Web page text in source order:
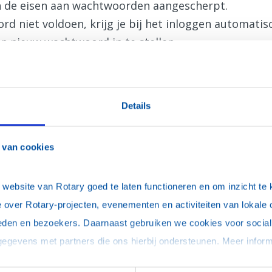
Details
cookies
van Rotary goed te laten functioneren en om inzicht te
Rotary-projecten, evenementen en activiteiten van lokale
en bezoekers. Daarnaast gebruiken we cookies voor
de eisen aan wachtwoorden aangescherpt.
niet voldoen, krijg je bij het inloggen
nieuw wachtwoord in te stellen.
onthoud mijn login (je blijft maximaal 30 dagen ingelogd)